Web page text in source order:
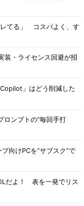
レてる」 コスパよく、す
装・ライセンス回避が招
」はどう削減した
ンプトの“毎回手打
向けPCを“サブスク”で
だよ！ 表を一発でリス